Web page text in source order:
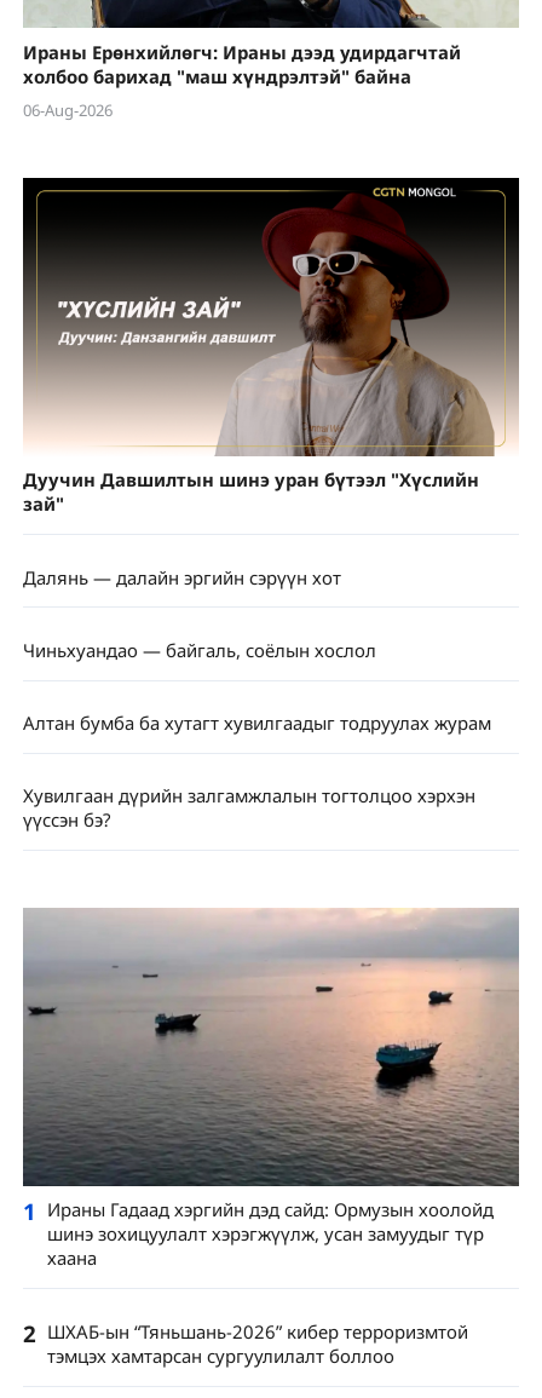
Ираны Ерөнхийлөгч: Ираны дээд удирдагчтай
холбоо барихад "маш хүндрэлтэй" байна
06-Aug-2026
Дуучин Давшилтын шинэ уран бүтээл "Хүслийн
зай"
Далянь — далайн эргийн сэрүүн хот
Чиньхуандао — байгаль, соёлын хослол
Алтан бумба ба хутагт хувилгаадыг тодруулах журам
Хувилгаан дүрийн залгамжлалын тогтолцоо хэрхэн
үүссэн бэ?
1
Ираны Гадаад хэргийн дэд сайд: Ормузын хоолойд
шинэ зохицуулалт хэрэгжүүлж, усан замуудыг түр
хаана
2 ШХАБ-ын “Тяньшань-2026” кибер терроризмтой
тэмцэх хамтарсан сургуулилалт боллоо